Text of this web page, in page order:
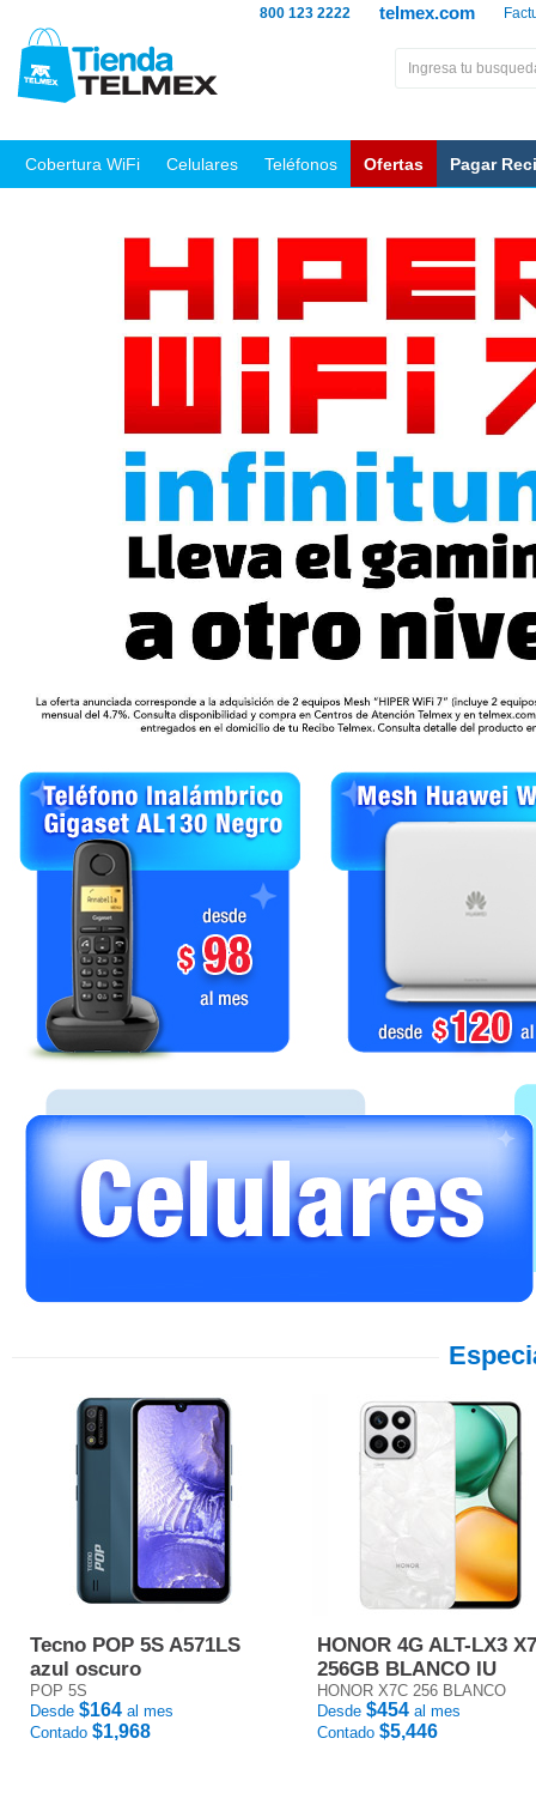
telmex.com
800 123 2222
Cobertura WiFi Celulares Teléfonos Ofertas Pagar
Tecno POP 5S A571LS
azul oscuro
POP 5S
Desde $164 al mes
Contado $1,968
HONOR 4G ALT-LX3
256GB BLANCO IU
HONOR X7C 256 BLANCO
Desde $454 al mes
Contado $5,446